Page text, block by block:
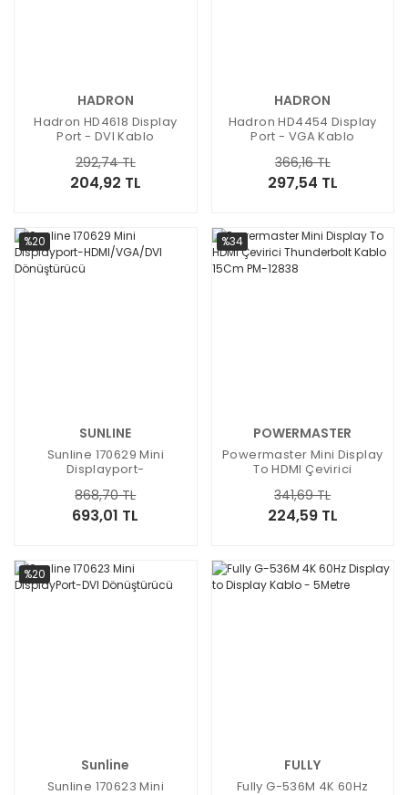
HADRON
Hadron HD4618 Display
Port - DVI Kablo
204,92 TL
292,74 TL
HADRON
Hadron HD4454 Display
Port - VGA Kablo
297,54 TL
366,16 TL
%20
SUNLINE
Sunline 170629 Mini
Displayport-
Dönüştürücü
693,01 TL
868,70 TL
%34
POWERMASTER
Powermaster Mini Display
To HDMI Çevirici
PM-12838
224,59 TL
341,69 TL
%20
Sunline
Sunline 170623 Mini
FULLY
Fully G-536M 4K 60Hz